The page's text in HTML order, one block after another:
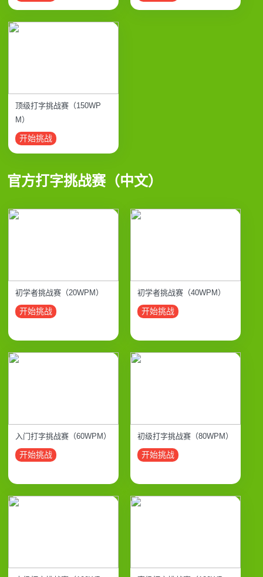
顶级打字挑战赛（150WP
M）
开始挑战
官方打字挑战赛（中文）
初学者挑战赛（20WPM）
开始挑战
初学者挑战赛（40WPM）
开始挑战
入门打字挑战赛（60WPM）
开始挑战
初级打字挑战赛（80WPM）
开始挑战